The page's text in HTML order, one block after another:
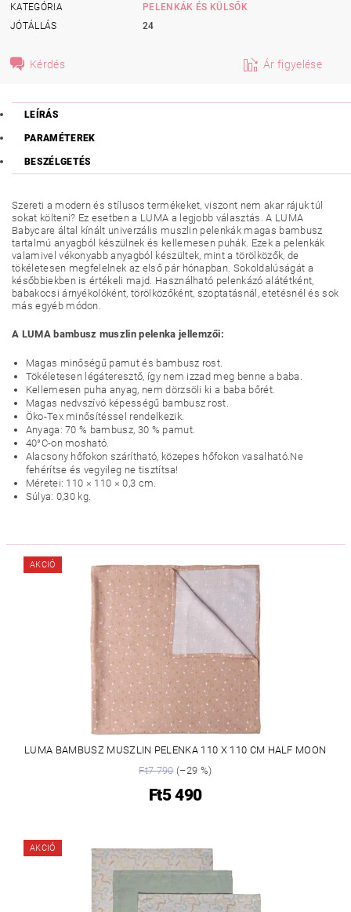
KATEGÓRIA
PELENKÁK ÉS KÜLSŐK
JÓTÁLLÁS
24
Kérdés Ár figyelése
LEÍRÁS
PARAMÉTEREK
BESZÉLGETÉS
Szereti a modern és stílusos termékeket, viszont nem akar rájuk túl
sokat költeni? Ez esetben a LUMA a legjobb választás. A LUMA
Babycare által kínált univerzális muszlin pelenkák magas bambusz
tartalmú anyagból készülnek és kellemesen puhák. Ezek a pelenkák
valamivel vékonyabb anyagból készültek, mint a törölközők, de
tökéletesen megfelelnek az első pár hónapban. Sokoldalúságát a
későbbiekben is értékeli majd. Használható pelenkázó alátétként,
babakocsi árnyékolóként, törölközőként, szoptatásnál, etetésnél és sok
más egyéb módon.
A LUMA bambusz muszlin pelenka jellemzői:
Magas minőségű pamut és bambusz rost.
Tökéletesen légáteresztő, így nem izzad meg benne a baba.
Kellemesen puha anyag, nem dörzsöli ki a baba bőrét.
Magas nedvszívó képességű bambusz rost.
Öko-Tex minősítéssel rendelkezik.
Anyaga: 70 % bambusz, 30 % pamut.
40°C-on mosható.
Alacsony hőfokon szárítható, közepes hőfokon vasalható.Ne
fehérítse és vegyileg ne tisztítsa!
Méretei: 110 × 110 × 0,3 cm.
Súlya: 0,30 kg.
AKCIÓ
LUMA BAMBUSZ MUSZLIN PELENKA 110 X 110 CM HALF MOON
Ft7 790(–29 %)
Ft5 490
AKCIÓ